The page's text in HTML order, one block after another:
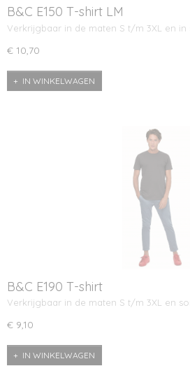
B&C E150 T-shirt LM
Verkrijgbaar in de maten S t/m 3XL en in
€ 10,70
IN WINKELWAGEN
B&C E190 T-shirt
Verkrijgbaar in de maten S t/m 3XL en
€ 9,10
IN WINKELWAGEN